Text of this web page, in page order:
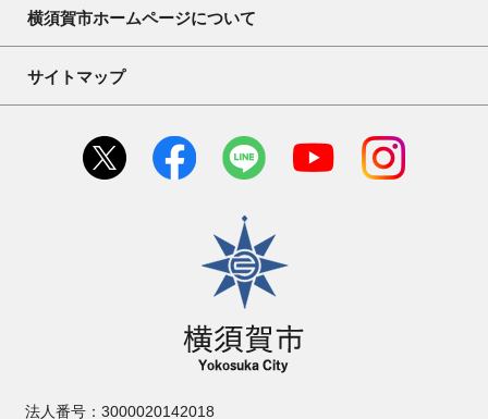
横須賀市ホームページについて
サイトマップ
横須賀市
法人番号：3000020142018